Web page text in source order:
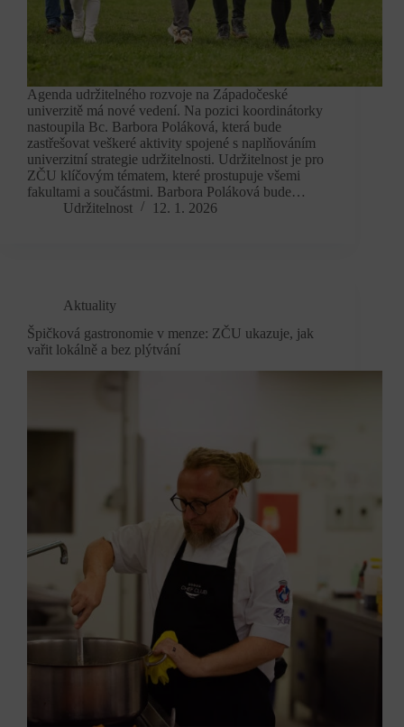
Agenda udržitelného rozvoje na Západočeské
univerzitě má nové vedení. Na pozici koordinátorky
nastoupila Bc. Barbora Poláková, která bude
zastřešovat veškeré aktivity spojené s naplňováním
univerzitní strategie udržitelnosti. Udržitelnost je pro
ZČU klíčovým tématem, které prostupuje všemi
fakultami a součástmi. Barbora Poláková bude…
Udržitelnost
12. 1. 2026
Aktuality
Špičková gastronomie v menze: ZČU ukazuje, jak
vařit lokálně a bez plýtvání